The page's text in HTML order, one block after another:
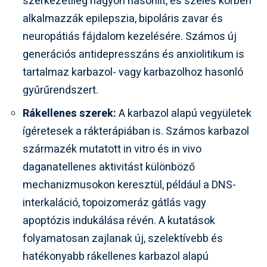
alkalmazzák epilepszia, bipoláris zavar és
neuropátiás fájdalom kezelésére. Számos új
generációs antidepresszáns és anxiolitikum is
tartalmaz karbazol- vagy karbazolhoz hasonló
gyűrűrendszert.
Rákellenes szerek:A karbazol alapú vegyületek
ígéretesek a rákterápiában is. Számos karbazol
származék mutatott in vitro és in vivo
daganatellenes aktivitást különböző
mechanizmusokon keresztül, például a DNS-
interkaláció, topoizomeráz gátlás vagy
apoptózis indukálása révén. A kutatások
folyamatosan zajlanak új, szelektívebb és
hatékonyabb rákellenes karbazol alapú